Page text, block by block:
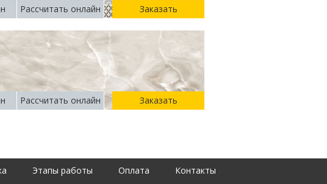
Рассчитать онлайн Заказать
Рассчитать онлайн Заказать
Этапы работы Оплата Контакты